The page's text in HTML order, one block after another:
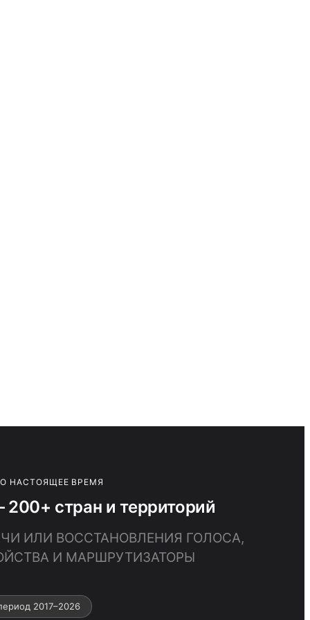
НАСТОЯЩЕЕ ВРЕМЯ
200+ стран и территорий
ИЛИ ВОССТАНОВЛЕНИЯ ГОЛОСА,
И МАРШРУТИЗАТОРЫ
2017–2026